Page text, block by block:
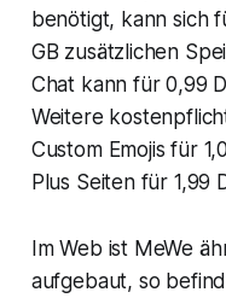
benötigt, kann sich
GB zusätzlichen
Chat kann für 0,99
Weitere
Custom Emojis für
Plus Seiten für 1,99
Im Web ist MeWe
aufgebaut, so